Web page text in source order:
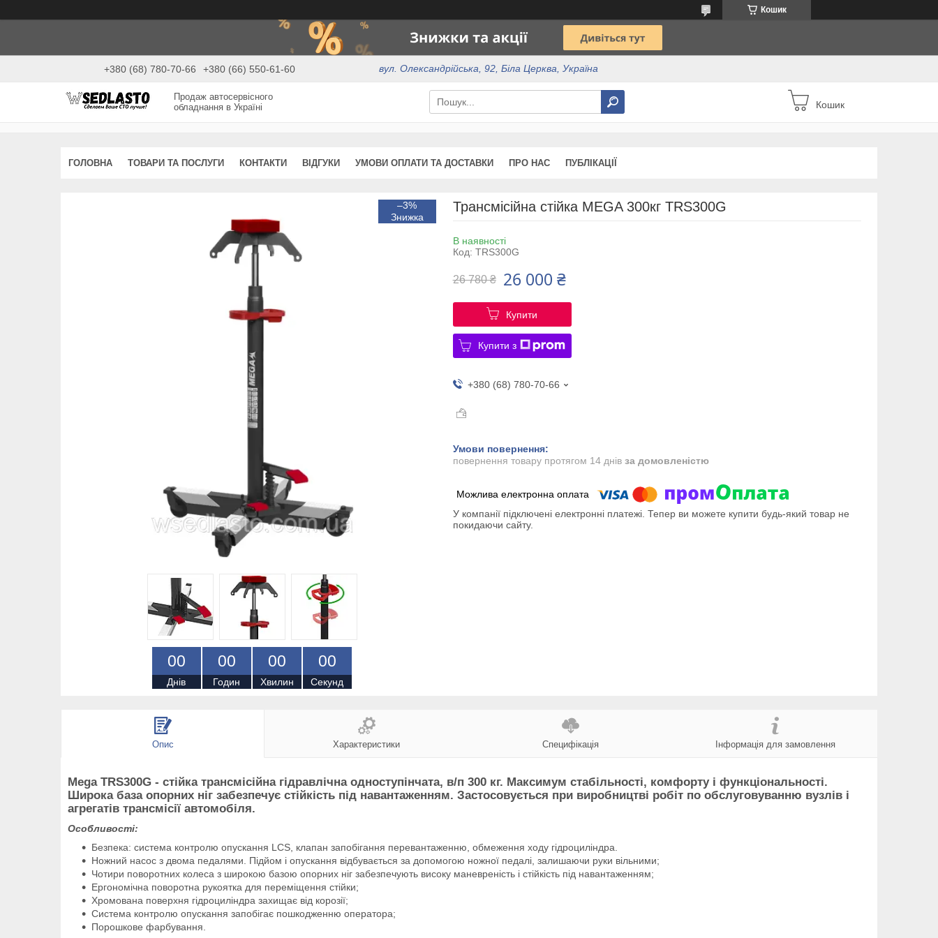
Кошик
+380 (68) 780-70-66 +380 (66) 550-61-60 вул. Олександрійська, 92, Біла Церква, Україна
Продаж автосервісного
обладнання в Україні
Кошик
ГОЛОВНА ТОВАРИ ТА ПОСЛУГИ КОНТАКТИ ВІДГУКИ УМОВИ ОПЛАТИ ТА ДОСТАВКИ ПРО НАС ПУБЛІКАЦІЇ
–3%
00
Днів
00
Годин
00
Хвилин
00
Секунд
Трансмісійна стійка MEGA 300кг TRS300G
В наявності
Код: TRS300G
26 780 ₴ 26 000 ₴
Купити
Купити з
+380 (68) 780-70-66
повернення товару протягом 14 днів за домовленістю
У компанії підключені електронні платежі. Тепер ви можете купити будь-який товар не
покидаючи сайту.
Опис Характеристики Специфікація Інформація для замовлення
Mega TRS300G - стійка трансмісійна гідравлічна одноступінчата, в/п 300 кг. Максимум стабільності, комфорту і функціональності.
Широка база опорних ніг забезпечує стійкість під навантаженням. Застосовується при виробництві робіт по обслуговуванню вузлів і
агрегатів трансмісії автомобіля.
Особливості:
Безпека: система контролю опускання LCS, клапан запобігання перевантаженню, обмеження ходу гідроциліндра.
Ножний насос з двома педалями. Підйом і опускання відбувається за допомогою ножної педалі, залишаючи руки вільними;
Чотири поворотних колеса з широкою базою опорних ніг забезпечують високу маневреність і стійкість під навантаженням;
Ергономічна поворотна рукоятка для переміщення стійки;
Хромована поверхня гідроциліндра захищає від корозії;
Система контролю опускання запобігає пошкодженню оператора;
Порошкове фарбування.